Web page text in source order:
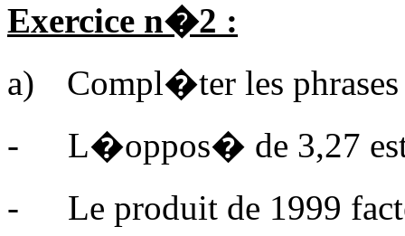
Exercice n�2 :
a)
Compl�ter les phrases
-
L�oppos� de 3,27
-
Le produit de 1999